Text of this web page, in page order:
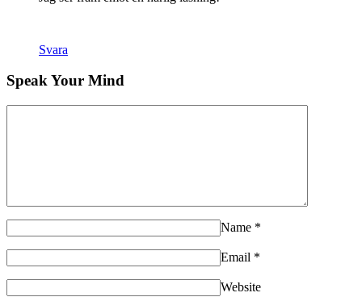
Svara
Speak Your Mind
Name *
Email *
Website